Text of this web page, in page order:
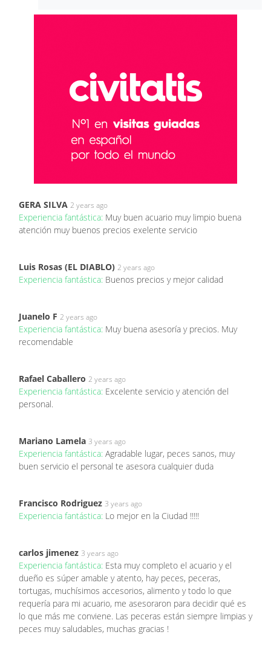
GERA SILVA 2 years ago
Experiencia fantástica: Muy buen acuario muy limpio buena
atención muy buenos precios exelente servicio
Luis Rosas (EL DIABLO) 2 years ago
Experiencia fantástica: Buenos precios y mejor calidad
Juanelo F 2 years ago
Experiencia fantástica: Muy buena asesoría y precios. Muy
recomendable
Rafael Caballero 2 years ago
Experiencia fantástica: Excelente servicio y atención del
personal.
Mariano Lamela 3 years ago
Experiencia fantástica: Agradable lugar, peces sanos, muy
buen servicio el personal te asesora cualquier duda
Francisco Rodriguez 3 years ago
Experiencia fantástica: Lo mejor en la Ciudad !!!!!
carlos jimenez 3 years ago
Experiencia fantástica: Esta muy completo el acuario y el
dueño es súper amable y atento, hay peces, peceras,
tortugas, muchísimos accesorios, alimento y todo lo que
requería para mi acuario, me asesoraron para decidir qué es
lo que más me conviene. Las peceras están siempre limpias y
peces muy saludables, muchas gracias !